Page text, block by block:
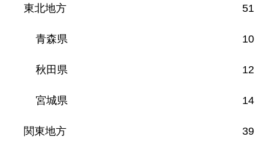
東北地方 51
青森県 10
秋田県 12
宮城県 14
関東地方 39